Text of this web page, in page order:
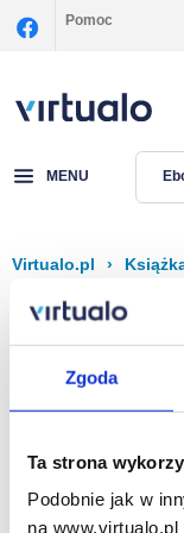
Zgoda
Ta strona
Podobnie jak w
na
Pomoc
MENU
Virtualo.pl ›
Filtruj